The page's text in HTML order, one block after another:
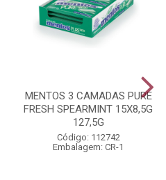
MENTOS 3 CAMADAS PURE
FRESH SPEARMINT 15X8,5G
127,5G
Código: 112742
Embalagem: CR-1